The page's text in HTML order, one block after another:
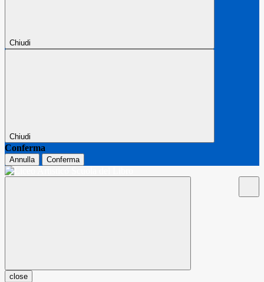
Chiudi
Chiudi
Conferma
Annulla Conferma
close